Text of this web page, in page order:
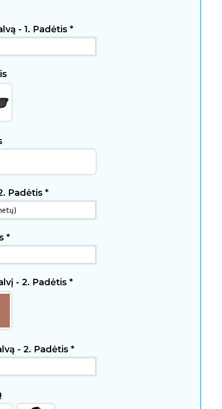
- 1. Padėtis *
Padėtis *
*
- 2. Padėtis *
- 2. Padėtis *